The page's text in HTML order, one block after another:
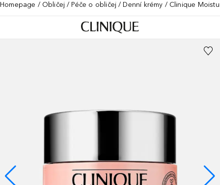
Homepage Obličej Péče o obličej Denní krémy Clinique